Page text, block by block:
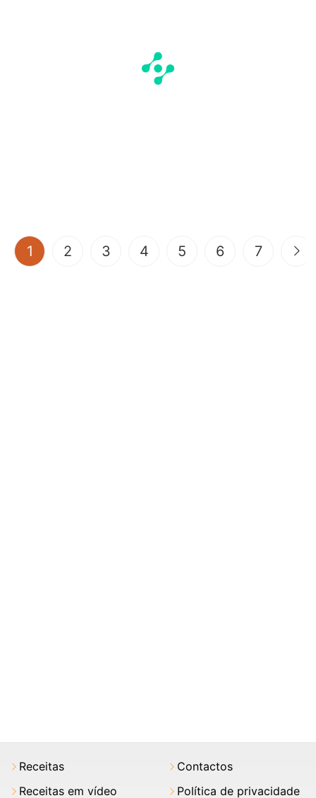
1 (current)
2 3 4 5 6 7
Receitas
Receitas em vídeo
Contactos
Política de privacidade